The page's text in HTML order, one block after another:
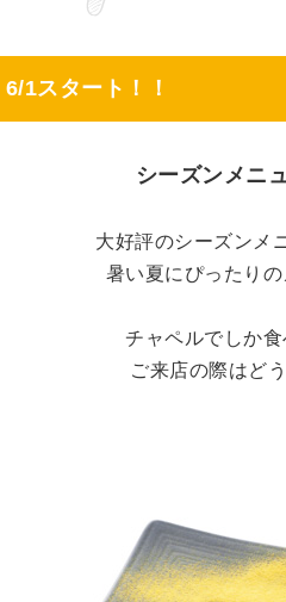
1スタート！！
シーズンメニ
大好評のシーズンメ
暑い夏にぴったりの
チャペルでしか食
ご来店の際はど